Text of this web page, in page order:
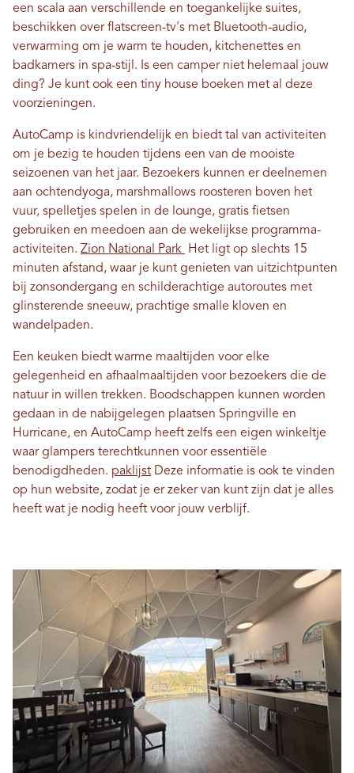
een scala aan verschillende en toegankelijke suites,
beschikken over flatscreen-tv's met Bluetooth-audio,
verwarming om je warm te houden, kitchenettes en
badkamers in spa-stijl. Is een camper niet helemaal jouw
ding? Je kunt ook een tiny house boeken met al deze
voorzieningen.
AutoCamp is kindvriendelijk en biedt tal van activiteiten
om je bezig te houden tijdens een van de mooiste
seizoenen van het jaar. Bezoekers kunnen er deelnemen
aan ochtendyoga, marshmallows roosteren boven het
vuur, spelletjes spelen in de lounge, gratis fietsen
gebruiken en meedoen aan de wekelijkse programma-
activiteiten. Zion National Park Het ligt op slechts 15
minuten afstand, waar je kunt genieten van uitzichtpunten
bij zonsondergang en schilderachtige autoroutes met
glinsterende sneeuw, prachtige smalle kloven en
wandelpaden.
Een keuken biedt warme maaltijden voor elke
gelegenheid en afhaalmaaltijden voor bezoekers die de
natuur in willen trekken. Boodschappen kunnen worden
gedaan in de nabijgelegen plaatsen Springville en
Hurricane, en AutoCamp heeft zelfs een eigen winkeltje
waar glampers terechtkunnen voor essentiële
benodigdheden. paklijst Deze informatie is ook te vinden
op hun website, zodat je er zeker van kunt zijn dat je alles
heeft wat je nodig heeft voor jouw verblijf.